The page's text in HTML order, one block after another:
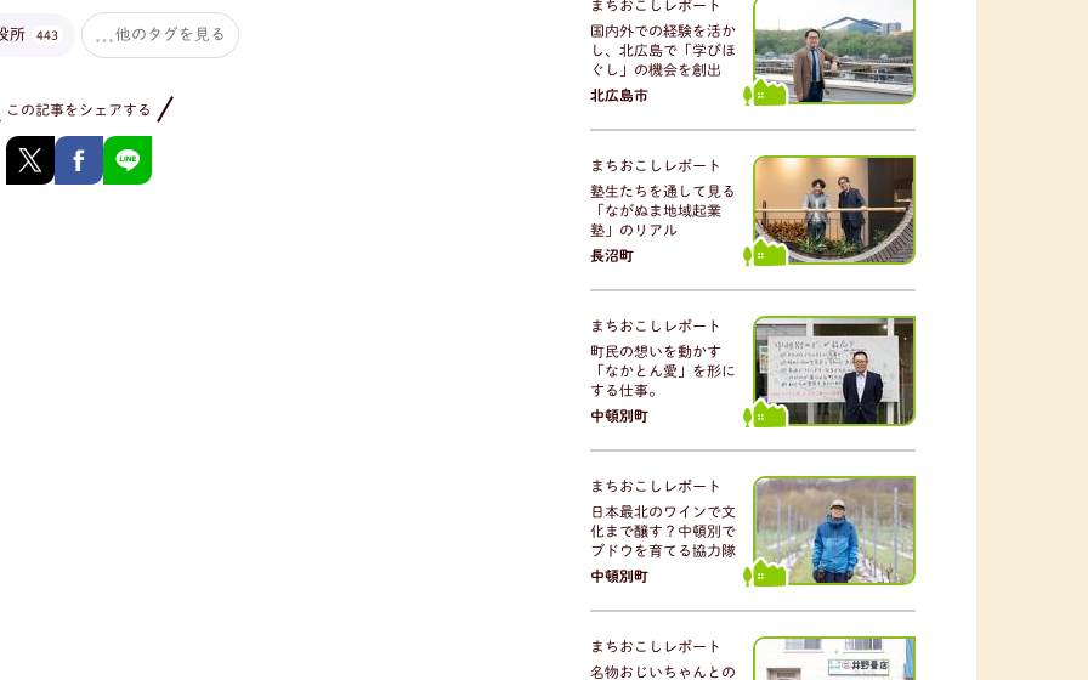
所 443 他のタグを見る
この記事をシェアする
まちおこしレポート
国内外での経験を活か
し、北広島で「学びほ
ぐし」の機会を創出
北広島市
まちおこしレポート
塾生たちを通して見る
「ながぬま地域起業
塾」のリアル
長沼町
まちおこしレポート
町民の想いを動かす
「なかとん愛」を形に
する仕事。
中頓別町
まちおこしレポート
日本最北のワインで文
化まで醸す？中頓別で
ブドウを育てる協力隊
中頓別町
まちおこしレポート
名物おじいちゃんとの